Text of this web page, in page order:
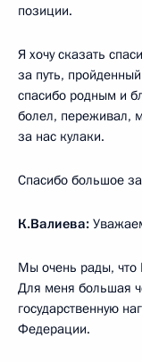
позиции.
Я хочу сказать
за путь,
спасибо родным и
болел, переживал,
за нас кулаки.
Спасибо большое
К.Валиева:
Мы очень рады, что
Для меня большая
государственную
Федерации.